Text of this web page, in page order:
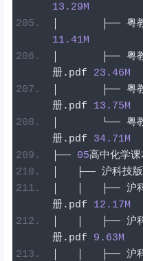
13.29M
├── 粤
11.41M
├── 粤
册. pdf 23.46M
├── 粤
册. pdf 13.75M
└── 粤
册. pdf 34.71M
├──
05高中化学课
├── 沪科技版
├── 沪
册. pdf 12.17M
├── 沪
册. pdf 9.63M
├── 沪